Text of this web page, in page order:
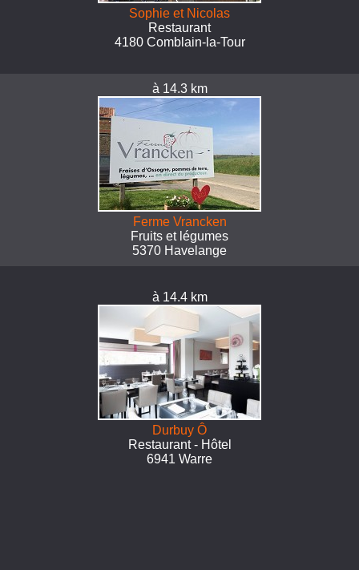
Sophie et Nicolas
Restaurant
4180 Comblain-la-Tour
à 14.3 km
Ferme Vrancken
Fruits et légumes
5370 Havelange
à 14.4 km
Durbuy Ô
Restaurant - Hôtel
6941 Warre